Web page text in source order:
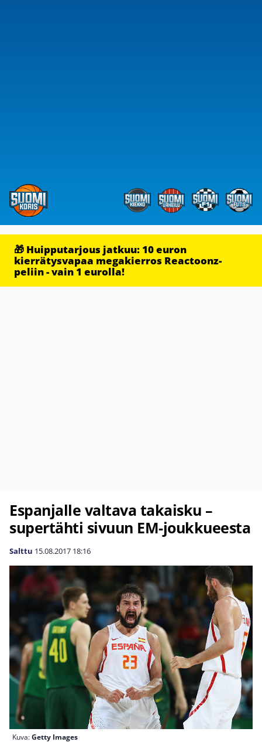
🎁 Huipputarjous jatkuu: 10 euron
kierrätysvapaa megakierros Reactoonz-
peliin - vain 1 eurolla!
Espanjalle valtava takaisku –
supertähti sivuun EM-joukkueesta
Salttu 15.08.2017 18:16
Kuva:Getty Images